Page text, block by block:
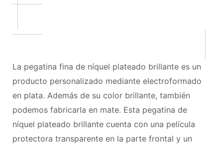
La pegatina fina de níquel plateado brillante es un
producto personalizado mediante electroformado
en plata. Además de su color brillante, también
podemos fabricarla en mate. Esta pegatina de
níquel plateado brillante cuenta con una película
protectora transparente en la parte frontal y un